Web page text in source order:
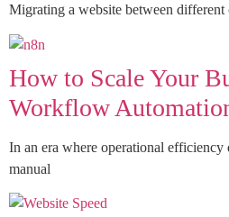
Migrating a website between different
How to Scale Your
Workflow
In an era where operational efficiency
manual